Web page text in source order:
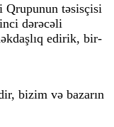
Qrupunun təsisçisi
dərəcəli
edirik, bir-
bizim və bazarın